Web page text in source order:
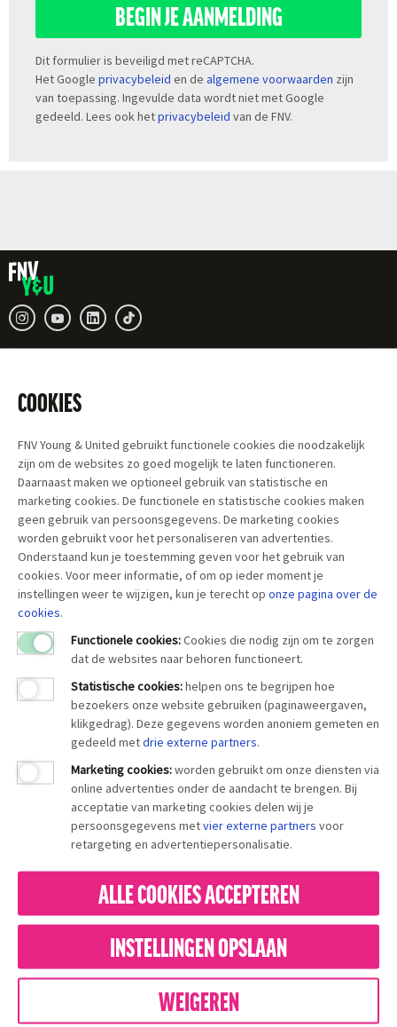
Dit formulier is beveiligd met reCAPTCHA.
Het Google privacybeleid en de algemene voorwaarden zijn
van toepassing. Ingevulde data wordt niet met Google
gedeeld. Lees ook hetprivacybeleid van de FNV.
BEGIN JE AANMELDING
COOKIES
FNV Young & United gebruikt functionele cookies die noodzakelijk
zijn om de websites zo goed mogelijk te laten functioneren.
Daarnaast maken we optioneel gebruik van statistische en
marketing cookies. De functionele en statistische cookies maken
geen gebruik van persoonsgegevens. De marketing cookies
worden gebruikt voor het personaliseren van advertenties.
Onderstaand kun je toestemming geven voor het gebruik van
cookies. Voor meer informatie, of om op ieder moment je
instellingen weer te wijzigen, kun je terecht op onze pagina overde
cookies.
Functionele cookies:Cookies die nodig zijn om te zorgen
dat de websites naar behoren functioneert.
Statistische cookies:helpen ons te begrijpen hoe
bezoekers onze website gebruiken (paginaweergaven,
klikgedrag). Deze gegevens worden anoniem gemeten en
gedeeld metdrie externe partners.
Marketing cookies:worden gebruikt om onze diensten via
online advertenties onder de aandacht te brengen. Bij
acceptatie van marketing cookies delen wij je
persoonsgegevens metvier externe partners voor
retargeting en advertentiepersonalisatie.
ALLE COOKIES ACCEPTEREN
INSTELLINGEN OPSLAAN
WEIGEREN